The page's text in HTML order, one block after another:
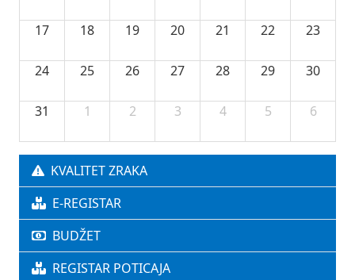
17 18 19 20 21 22 23
24 25 26 27 28 29 30
31 1 2 3 4 5 6
KVALITET ZRAKA
E-REGISTAR
BUDŽET
REGISTAR POTICAJA